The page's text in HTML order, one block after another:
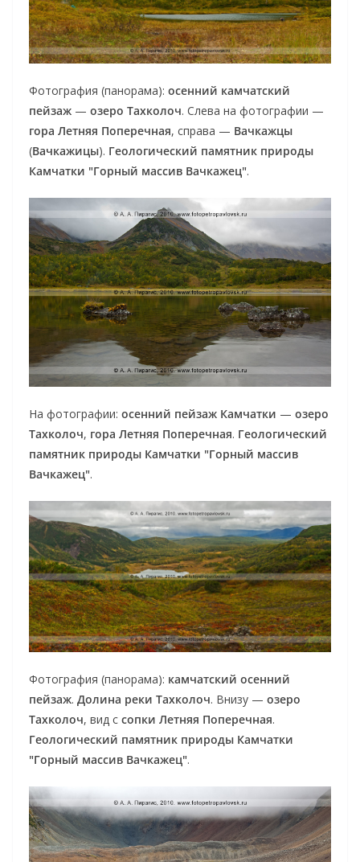
Фотография (панорама): осенний камчатский
пейзаж — озеро Тахколоч. Слева на фотографии —
гора Летняя Поперечная, справа — Вачкажцы
(Вачкажицы). Геологический памятник природы
Камчатки "Горный массив Вачкажец".
На фотографии: осенний пейзаж Камчатки — озеро
Тахколоч, гора Летняя Поперечная. Геологический
памятник природы Камчатки "Горный массив
Вачкажец".
Фотография (панорама): камчатский осенний
пейзаж. Долина реки Тахколоч. Внизу — озеро
Тахколоч, вид с сопки Летняя Поперечная.
Геологический памятник природы Камчатки
"Горный массив Вачкажец".